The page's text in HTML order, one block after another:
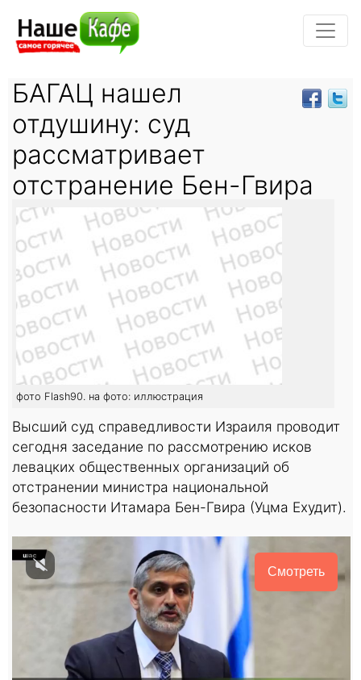
БАГАЦ нашел
отдушину: суд
рассматривает
отстранение Бен-Гвира
фото Flash90. на фото: иллюстрация
Высший суд справедливости Израиля проводит
сегодня заседание по рассмотрению исков
левацких общественных организаций об
отстранении министра национальной
безопасности Итамара Бен-Гвира (Уцма Ехудит).
Смотреть